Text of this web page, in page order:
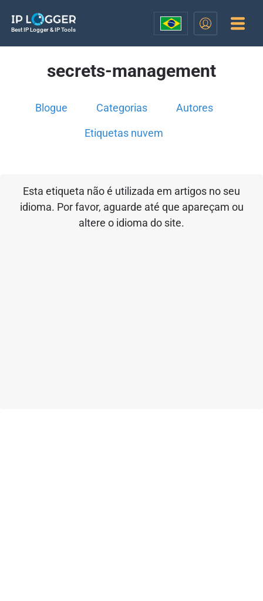
Best IP Logger & IP Tools
secrets-management
Blogue Categorias Autores
Etiquetas nuvem